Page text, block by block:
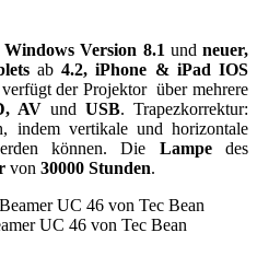
Windows Version 8.1 undneuer,
ab4.2, iPhone & iPad IOS
der Projektor über mehrere
AV und USB. Trapezkorrektur:
indem vertikale und horizontale
können. Die Lampedes
von 30000 Stunden.
UC 46 von Tec Bean